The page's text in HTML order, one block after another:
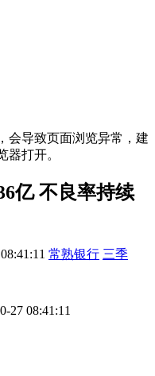
会导致页面浏览异常，建
器打开。
亿 不良率持续
常熟银行 三季
08:41:11